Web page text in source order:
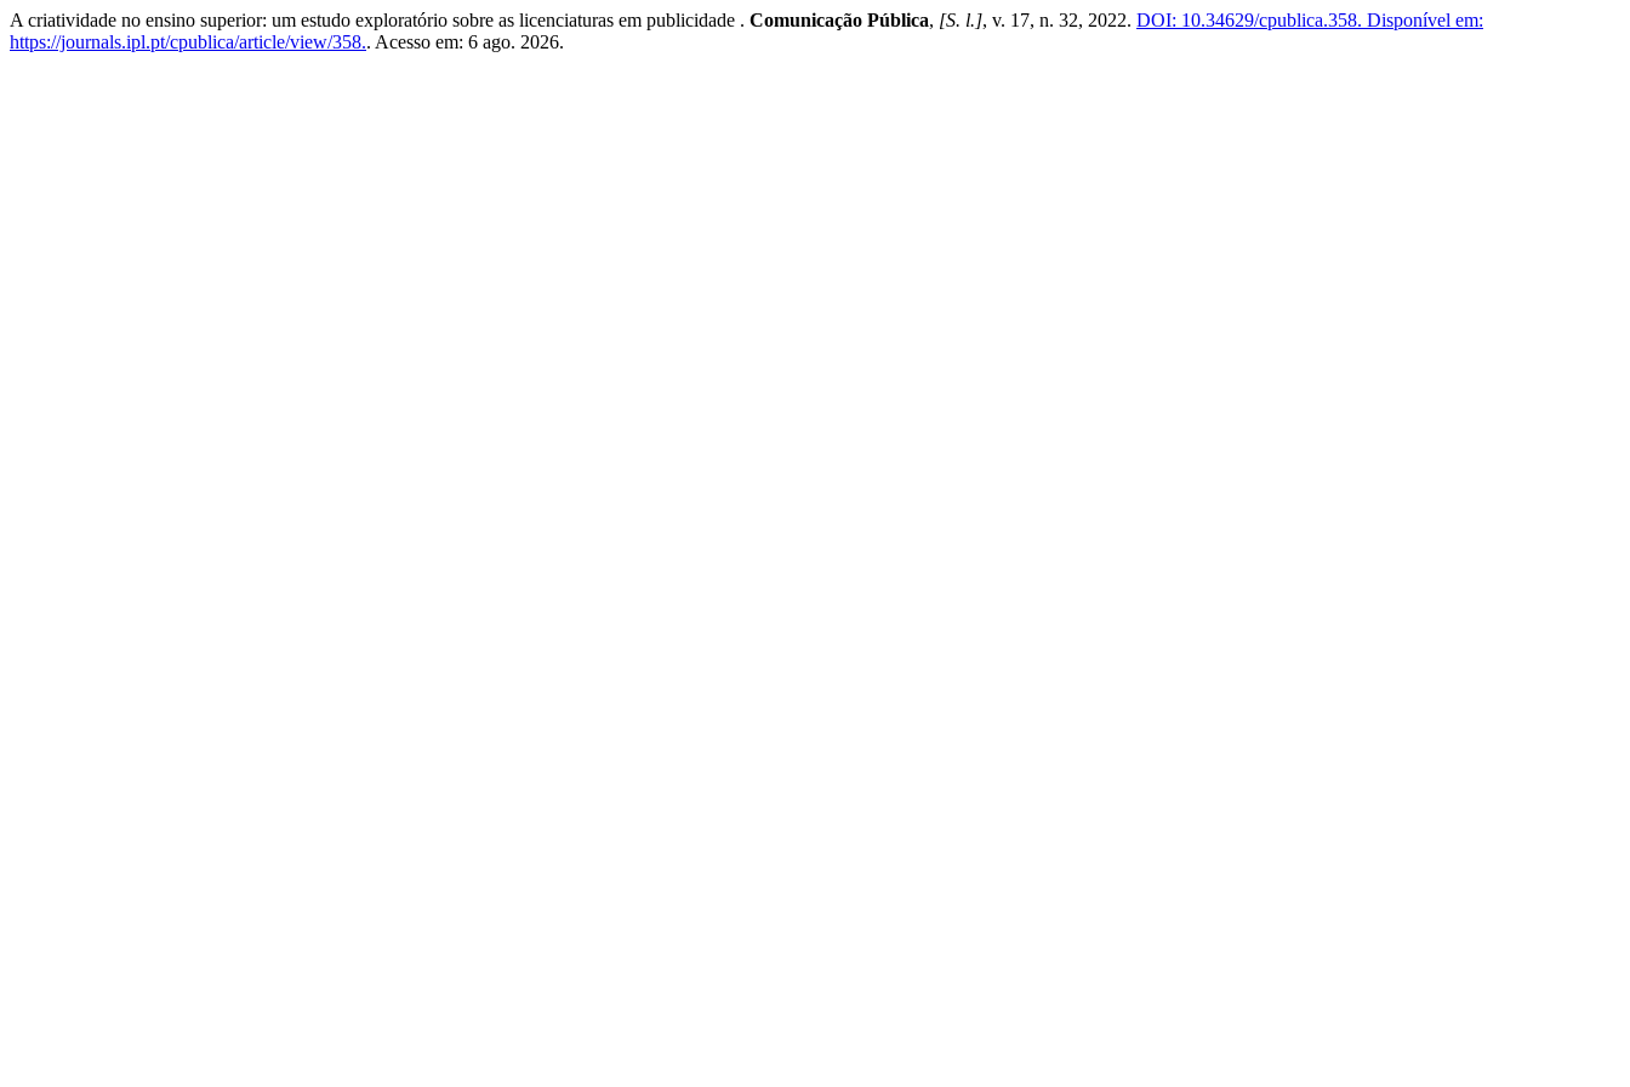
A criatividade no ensino superior: um estudo exploratório sobre as licenciaturas em publicidade . Comunicação Pública, [S. l.], v. 17, n. 32, 2022. DOI: 10.34629/cpublica.358. Disponível em:
https://journals.ipl.pt/cpublica/article/view/358.. Acesso em: 6 ago. 2026.